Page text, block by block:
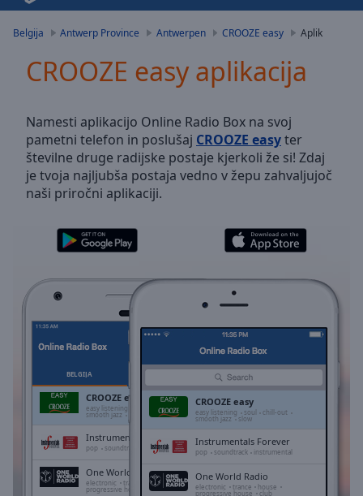
Player
Play
Video
Skip
Backward
Skip
Forward
Current
Duration-:-
0.00%
Stream
TypeLIVE
LIVE
Remaining
Belgija Antwerp Province Antwerpen CROOZE easy Aplik
CROOZE easy aplikacija
Namesti aplikacijo Online Radio Box na svoj
pametni telefon in poslušaj CROOZE easyter
številne druge radijske postaje kjerkoli že si! Zdaj
je tvoja najljubša postaja vedno v žepu zahvaljujoč
naši priročni aplikaciji.
BELGIJA
CROOZE easy
easy listening chill-out
smooth jazz
Instrumentals Forever
pop soundtrack instrumental
One World Radio
electronic trance house
progressive house club
CROOZE easy
easy listening soul chill-out
smooth jazz slow
Instrumentals Forever
pop soundtrack instrumental
One World Radio
electronic trance house
progressive house club